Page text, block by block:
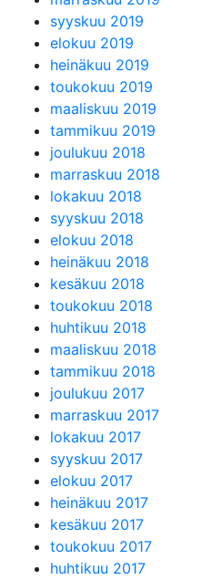
syyskuu 2019
elokuu 2019
heinäkuu 2019
toukokuu 2019
maaliskuu 2019
tammikuu 2019
joulukuu 2018
marraskuu 2018
lokakuu 2018
syyskuu 2018
elokuu 2018
heinäkuu 2018
kesäkuu 2018
toukokuu 2018
huhtikuu 2018
maaliskuu 2018
tammikuu 2018
joulukuu 2017
marraskuu 2017
lokakuu 2017
syyskuu 2017
elokuu 2017
heinäkuu 2017
kesäkuu 2017
toukokuu 2017
huhtikuu 2017